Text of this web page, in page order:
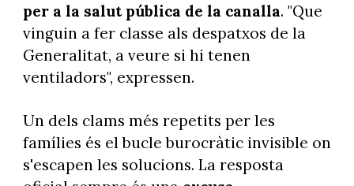
per a la salut pública de la canalla. "Que
vinguin a fer classe als despatxos de la
Generalitat, a veure si hi tenen
ventiladors", expressen.
Un dels clams més repetits per les
famílies és el bucle burocràtic invisible on
s'escapen les solucions. La resposta